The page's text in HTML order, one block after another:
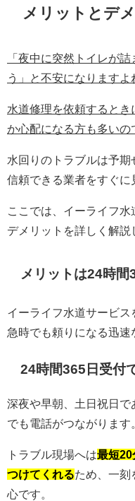
メリットとデ
「夜中に突然トイレが
う」と不安になりますよ
水道修理を依頼すると
か心配になる方も多いの
水回りのトラブルは予期
信頼できる業者をすぐに
ここでは、イーライフ
デメリットを詳しく解説
メリットは24時間
イーライフ水道サービ
急時でも頼りになる迅速
24時間365日受付
深夜や早朝、土日祝日
でも電話がつながります
トラブル現場へは最短20
つけてくれるため、一刻
心です。